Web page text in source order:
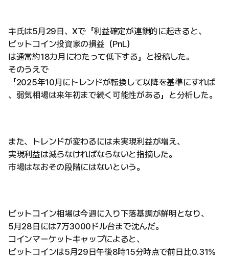
キ氏は5月29日、Xで「利益確定が連鎖的に起きると、
ビットコイン投資家の損益（PnL）
は通常約18カ月にわたって低下する」と投稿した。
そのうえで
「2025年10月にトレンドが転換して以降を基準にすれば
、弱気相場は来年初まで続く可能性がある」と分析した。
また、トレンドが変わるには未実現利益が増え、
実現利益は減らなければならないと指摘した。
市場はなおその段階にはないという。
ビットコイン相場は今週に入り下落基調が鮮明となり、
5月28日には7万3000ドル台まで沈んだ。
コインマーケットキャップによると、
ビットコインは5月29日午後8時15分時点で前日比0.31%